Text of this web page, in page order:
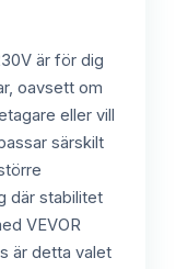
är för dig
oavsett om
eller vill
särskilt
där stabilitet
VEVOR
är detta valet